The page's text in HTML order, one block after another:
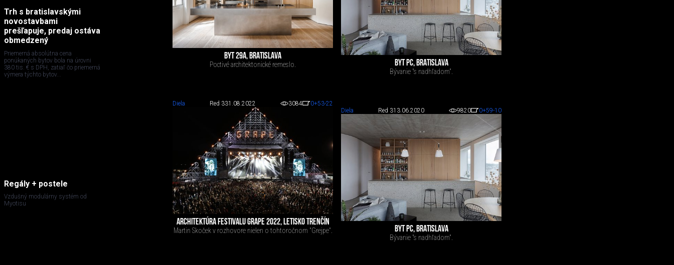
Trh s bratislavskými
novostavbami
prešľapuje, predaj ostáva
obmedzený
Priemerná absolútna cena
ponúkaných bytov bola na úrovni
380 tis. € s DPH, zatiaľ čo priemerná
výmera týchto bytov...
Regály + postele
Vzdušný modulárny systém od
Myotisu
BYT 29A, BRATISLAVA
Poctivé architektonické remeslo. BYT PC, BRATISLAVA
Bývanie "s nadhľadom".
Diela Red 331.08.2022 3084 0+53-22
ARCHITEKTÚRA FESTIVALU GRAPE 2022, LETISKO TRENČÍN
Martin Skoček v rozhovore nielen o tohtoročnom "Grejpe".
Diela Red 313.06.2020 9820 0+59-10
BYT PC, BRATISLAVA
Bývanie "s nadhľadom".